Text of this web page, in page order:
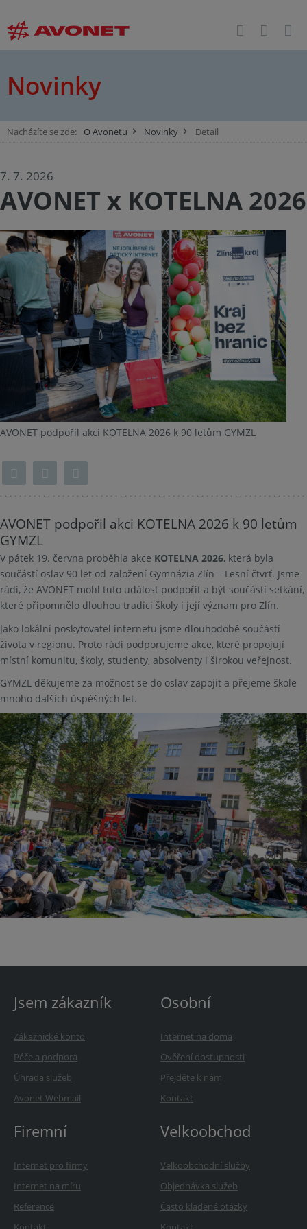
Novinky
Nacházíte se zde: O Avonetu Novinky Detail
7. 7. 2026
AVONET x KOTELNA 2026
AVONET podpořil akci KOTELNA 2026 k 90 letům GYMZL
AVONET podpořil akci KOTELNA 2026 k 90 letům
GYMZL
V pátek 19. června proběhla akce KOTELNA 2026, která byla
součástí oslav 90 let od založení Gymnázia Zlín – Lesní čtvrť. Jsme
rádi, že AVONET mohl tuto událost podpořit a být součástí setkání,
které připomnělo dlouhou tradici školy i její význam pro Zlín.
Jako lokální poskytovatel internetu jsme dlouhodobě součástí
života v regionu. Proto rádi podporujeme akce, které propojují
místní komunitu, školy, studenty, absolventy i širokou veřejnost.
GYMZL děkujeme za možnost se do oslav zapojit a přejeme škole
mnoho dalších úspěšných let.
Jsem zákazník
Zákaznické konto
Péče a podpora
Úhrada služeb
Avonet Webmail
Osobní
Internet na doma
Ověření dostupnosti
Přejděte k nám
Kontakt
Firemní
Internet pro firmy
Internet na míru
Reference
Velkoobchod
Velkoobchodní služby
Objednávka služeb
Často kladené otázky